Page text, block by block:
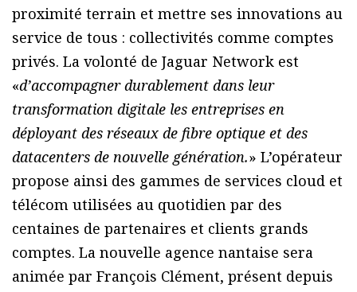
proximité terrain et mettre ses innovations au
service de tous : collectivités comme comptes
privés. La volonté de Jaguar Network est
«d’accompagner durablement dans leur
transformation digitale les entreprises en
déployant des réseaux de fibre optique et des
datacenters de nouvelle génération.» L’opérateur
propose ainsi des gammes de services cloud et
télécom utilisées au quotidien par des
centaines de partenaires et clients grands
comptes. La nouvelle agence nantaise sera
animée par François Clément, présent depuis